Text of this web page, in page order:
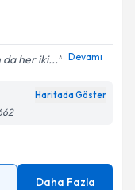
her iki... Devamı
Haritada Göster
Daha Fazla